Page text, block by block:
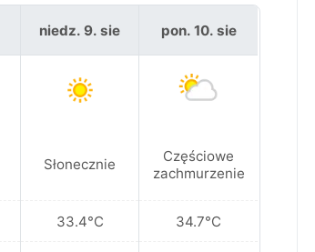
niedz. 9. sie
Słonecznie
33.4°C
pon. 10. sie
Częściowe
zachmurzenie
34.7°C